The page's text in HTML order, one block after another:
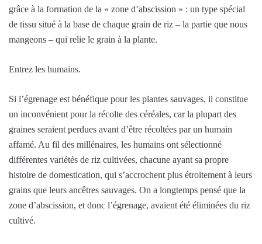
grâce à la formation de la « zone d’abscission » : un type spécial
de tissu situé à la base de chaque grain de riz – la partie que nous
mangeons – qui relie le grain à la plante.
Entrez les humains.
Si l’égrenage est bénéfique pour les plantes sauvages, il constitue
un inconvénient pour la récolte des céréales, car la plupart des
graines seraient perdues avant d’être récoltées par un humain
affamé. Au fil des millénaires, les humains ont sélectionné
différentes variétés de riz cultivées, chacune ayant sa propre
histoire de domestication, qui s’accrochent plus étroitement à leurs
grains que leurs ancêtres sauvages. On a longtemps pensé que la
zone d’abscission, et donc l’égrenage, avaient été éliminées du riz
cultivé.